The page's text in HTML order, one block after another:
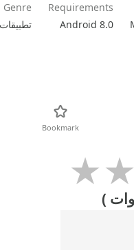
Requirements
Android 8.0
Genre
Bookmark
★
★